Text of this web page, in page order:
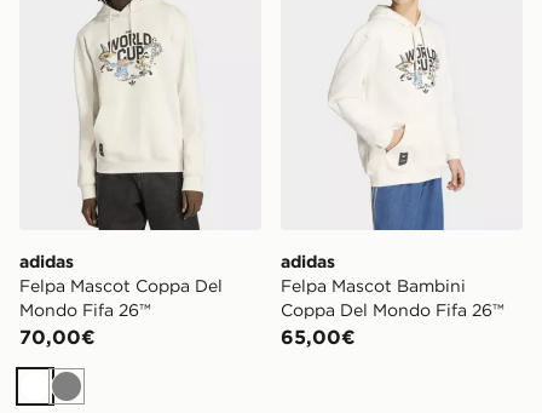
adidas
Felpa Mascot Coppa Del
Mondo Fifa 26™
70,00€
BiancoGrigio
adidas
Felpa Mascot Bambini
Coppa Del Mondo Fifa 26™
65,00€